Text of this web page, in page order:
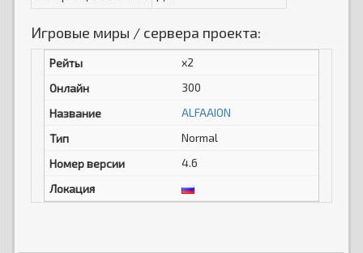
Игровые миры / сервера проекта:
x2
300
ALFAAION
Normal
4.6